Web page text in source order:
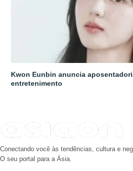
Kwon Eunbin anuncia
entretenimento
Conectando você às tendências, cultura e
O seu portal para a Ásia.